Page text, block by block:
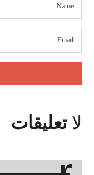
لاتعليقات